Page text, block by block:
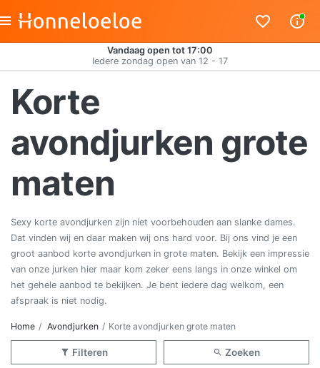
Vandaag open tot 17:00
Iedere zondag open van 12 - 17
Korte
avondjurken grote
maten
Sexy korte avondjurken zijn niet voorbehouden aan slanke dames.
Dat vinden wij en daar maken wij ons hard voor. Bij ons vind je een
groot aanbod korte avondjurken in grote maten. Bekijk een impressie
van onze jurken hier maar kom zeker eens langs in onze winkel om
het gehele aanbod te bekijken. Je bent iedere dag welkom, een
afspraak is niet nodig.
Home Avondjurken Korte avondjurken grote maten
Filteren Zoeken